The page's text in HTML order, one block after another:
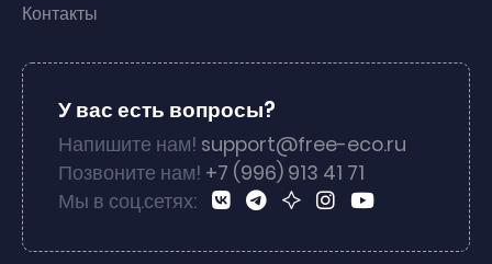
Контакты
У вас есть вопросы?
Напишите нам! support@free-eco.ru
Позвоните нам! +7 (996) 913 41 71
Мы в соц.сетях: